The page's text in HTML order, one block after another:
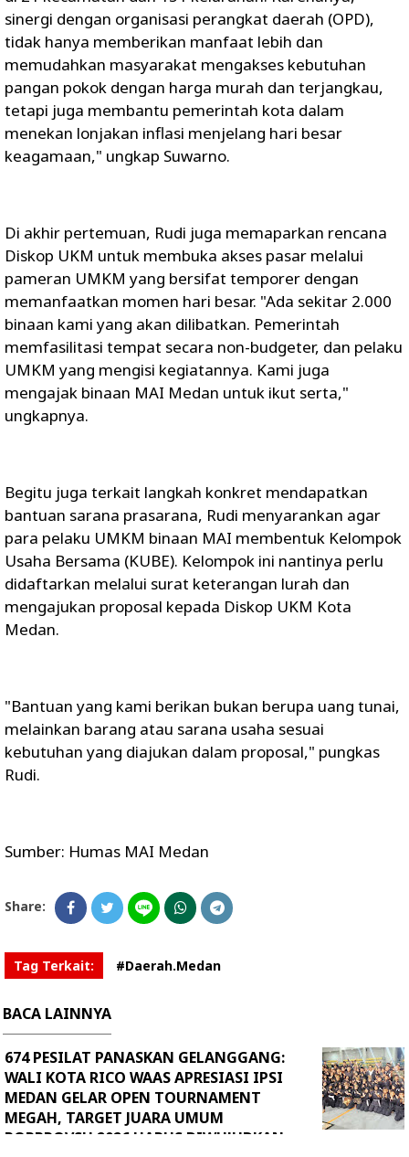
sinergi dengan organisasi perangkat daerah (OPD),
tidak hanya memberikan manfaat lebih dan
memudahkan masyarakat mengakses kebutuhan
pangan pokok dengan harga murah dan terjangkau,
tetapi juga membantu pemerintah kota dalam
menekan lonjakan inflasi menjelang hari besar
keagamaan," ungkap Suwarno.
Di akhir pertemuan, Rudi juga memaparkan rencana
Diskop UKM untuk membuka akses pasar melalui
pameran UMKM yang bersifat temporer dengan
memanfaatkan momen hari besar. "Ada sekitar 2.000
binaan kami yang akan dilibatkan. Pemerintah
memfasilitasi tempat secara non-budgeter, dan pelaku
UMKM yang mengisi kegiatannya. Kami juga
mengajak binaan MAI Medan untuk ikut serta,"
ungkapnya.
Begitu juga terkait langkah konkret mendapatkan
bantuan sarana prasarana, Rudi menyarankan agar
para pelaku UMKM binaan MAI membentuk Kelompok
Usaha Bersama (KUBE). Kelompok ini nantinya perlu
didaftarkan melalui surat keterangan lurah dan
mengajukan proposal kepada Diskop UKM Kota
Medan.
"Bantuan yang kami berikan bukan berupa uang tunai,
melainkan barang atau sarana usaha sesuai
kebutuhan yang diajukan dalam proposal," pungkas
Rudi.
Sumber: Humas MAI Medan
Share:
Tag Terkait: #Daerah.Medan
BACA LAINNYA
674 PESILAT PANASKAN GELANGGANG:
WALI KOTA RICO WAAS APRESIASI IPSI
MEDAN GELAR OPEN TOURNAMENT
MEGAH, TARGET JUARA UMUM
PORPROVSU 2026 HARUS DIWUJUDKAN